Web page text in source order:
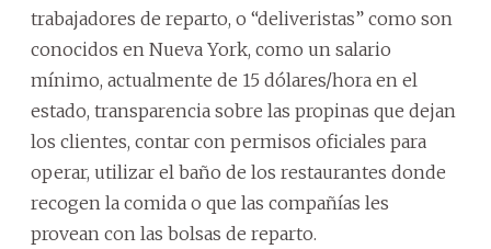
trabajadores de reparto, o “deliveristas” como son
conocidos en Nueva York, como un salario
mínimo, actualmente de 15 dólares/hora en el
estado, transparencia sobre las propinas que dejan
los clientes, contar con permisos oficiales para
operar, utilizar el baño de los restaurantes donde
recogen la comida o que las compañías les
provean con las bolsas de reparto.